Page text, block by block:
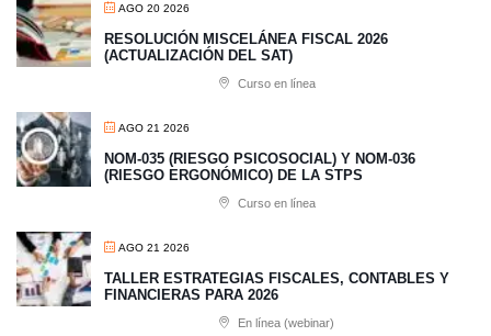
AGO 20 2026
RESOLUCIÓN MISCELÁNEA FISCAL 2026
(ACTUALIZACIÓN DEL SAT)
Curso en línea
AGO 21 2026
NOM-035 (RIESGO PSICOSOCIAL) Y NOM-036
(RIESGO ERGONÓMICO) DE LA STPS
Curso en línea
AGO 21 2026
TALLER ESTRATEGIAS FISCALES, CONTABLES Y
FINANCIERAS PARA 2026
En línea (webinar)